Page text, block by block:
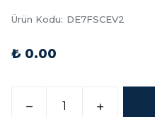
Ürün Kodu: DE7FSCEV2
₺ 0.00